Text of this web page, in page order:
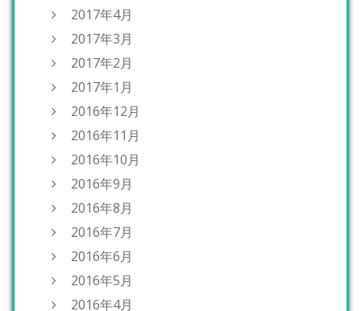
2017年4月
2017年3月
2017年2月
2017年1月
2016年12月
2016年11月
2016年10月
2016年9月
2016年8月
2016年7月
2016年6月
2016年5月
2016年4月